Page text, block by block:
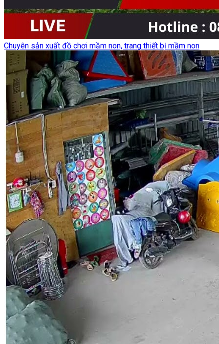
Chuyên sản xuất đồ chơi mầm non, trang thiết bị mầm non